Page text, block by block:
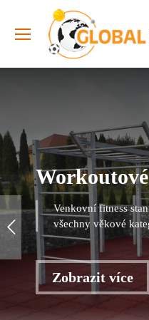
Venkovní fitness
všechny věkové
Zobrazit více